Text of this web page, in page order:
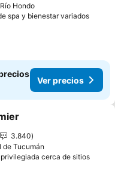
Hondo
spa y bienestar variadosVer
Ver precios
a favoritos
3.840
de Tucumán
cerca de sitios